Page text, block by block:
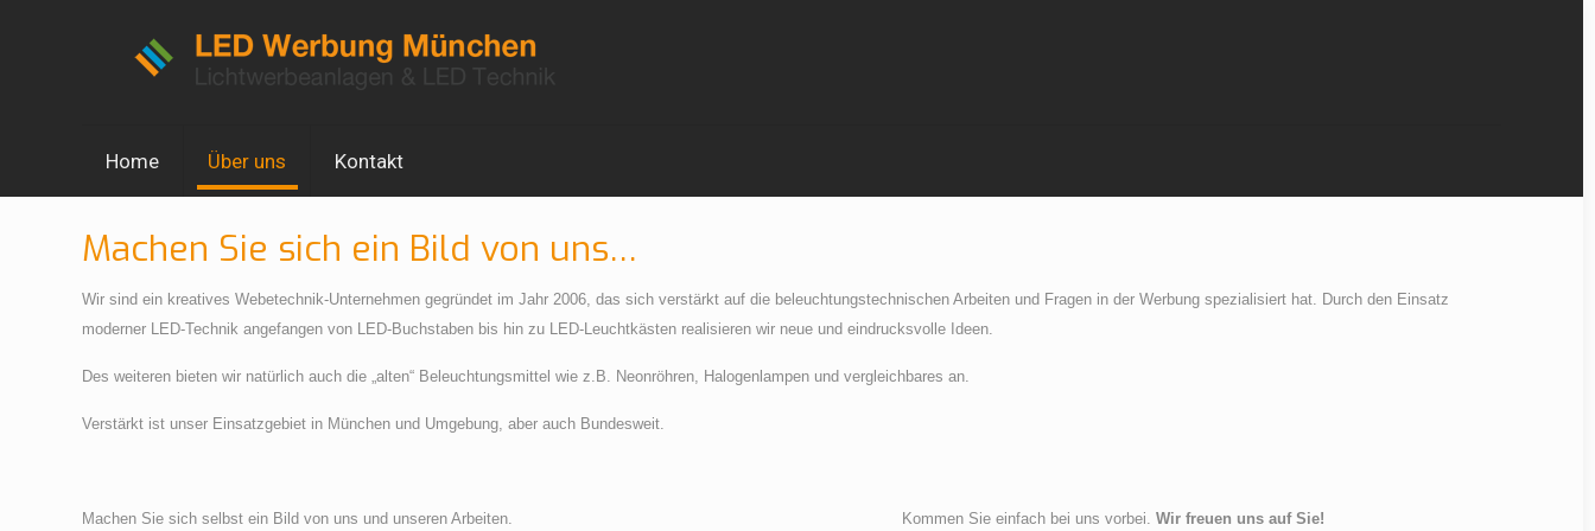
Home Über uns Kontakt
Machen Sie sich ein Bild von uns…
Wir sind ein kreatives Webetechnik-Unternehmen gegründet im Jahr 2006, das sich verstärkt auf die beleuchtungstechnischen Arbeiten und Fragen in der Werbung spezialisiert hat. Durch den Einsatz
moderner LED-Technik angefangen von LED-Buchstaben bis hin zu LED-Leuchtkästen realisieren wir neue und eindrucksvolle Ideen.
Des weiteren bieten wir natürlich auch die „alten“ Beleuchtungsmittel wie z.B. Neonröhren, Halogenlampen und vergleichbares an.
Verstärkt ist unser Einsatzgebiet in München und Umgebung, aber auch Bundesweit.
Machen Sie sich selbst ein Bild von uns und unseren Arbeiten. Kommen Sie einfach bei uns vorbei.Wir freuen uns auf Sie!